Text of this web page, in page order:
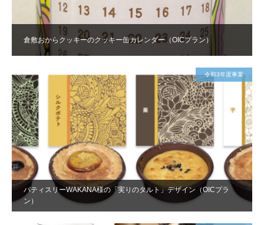
倉敷おからクッキーのクッキー缶カレンダー（OICプラン）
パティスリーWAKANA様の「実りのタルト」デザイン（OICプラ
ン）
令和3年度事業